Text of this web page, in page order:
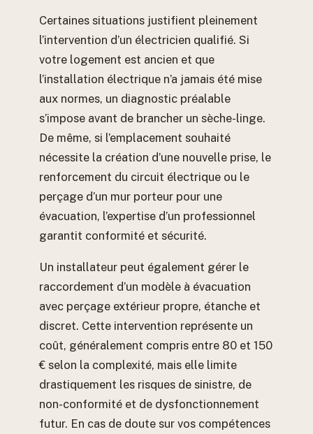
Certaines situations justifient pleinement
l’intervention d’un électricien qualifié. Si
votre logement est ancien et que
l’installation électrique n’a jamais été mise
aux normes, un diagnostic préalable
s’impose avant de brancher un sèche-linge.
De même, si l’emplacement souhaité
nécessite la création d’une nouvelle prise, le
renforcement du circuit électrique ou le
perçage d’un mur porteur pour une
évacuation, l’expertise d’un professionnel
garantit conformité et sécurité.
Un installateur peut également gérer le
raccordement d’un modèle à évacuation
avec perçage extérieur propre, étanche et
discret. Cette intervention représente un
coût, généralement compris entre 80 et 150
€ selon la complexité, mais elle limite
drastiquement les risques de sinistre, de
non-conformité et de dysfonctionnement
futur. En cas de doute sur vos compétences